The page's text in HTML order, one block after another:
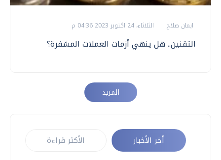
ايمان صلاح الثلاثاء، 24 اكتوبر 2023 04:36 م
التقنين.. هل ينهي أزمات العملات المشفرة؟
المزيد
أخر الأخبار الأكثر قراءة